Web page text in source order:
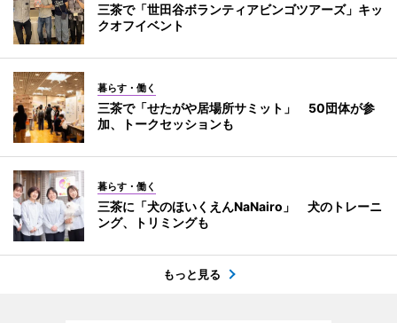
三茶で「世田谷ボランティアビンゴツアーズ」キッ
クオフイベント
暮らす・働く
三茶で「せたがや居場所サミット」 50団体が参
加、トークセッションも
暮らす・働く
三茶に「犬のほいくえんNaNairo」 犬のトレーニ
ング、トリミングも
もっと見る